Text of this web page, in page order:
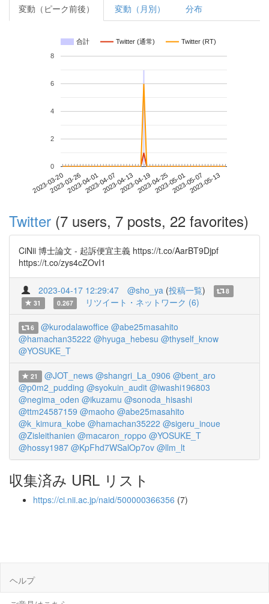
変動（ピーク前後） 変動（月別） 分布
合計 Twitter (通常) Twitter (RT)
2023-03-202023-03-262023-04-012023-04-072023-04-132023-04-192023-04-252023-05-012023-05-072023-05-13
0
2
4
6
8
Twitter (7 users, 7 posts, 22 favorites)
CiNii 博士論文 - 起訴便宜主義 https://t.co/AarBT9Djpf
https://t.co/zys4cZOvI1
2023-04-17 12:29:47 @sho_ya (投稿一覧)
8
31
0.267 リツイート・ネットワーク (6)
6 @kurodalawoffice @abe25masahito
@hamachan35222 @hyuga_hebesu @thyself_know
@YOSUKE_T
21 @JOT_news @shangri_La_0906 @bent_aro
@p0m2_pudding @syokuin_audit @iwashi196803
@negima_oden @ikuzamu @sonoda_hisashi
@ttm24587159 @maoho @abe25masahito
@k_kimura_kobe @hamachan35222 @sigeru_inoue
@Zisleithanien @macaron_roppo @YOSUKE_T
@hossy1987 @KpFhd7WSalOp7ov @llm_lt
収集済み URL リスト
https://ci.nii.ac.jp/naid/500000366356 (7)
ヘルプ